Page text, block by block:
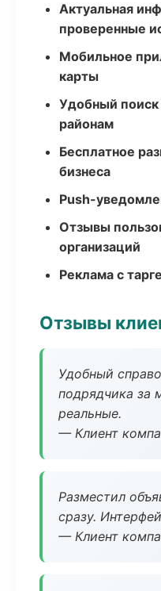
Актуальная
проверенные
Мобильное
карты
Удобный поиск
районам
Бесплатное
бизнеса
Push-
Отзывы
организаций
Реклама с
Отзывы
Удобный
подрядчика за
реальные.
— Клиент
Разместил
сразу.
— Клиент